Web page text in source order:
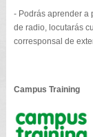
- Podrás aprender a
de radio, locutarás
corresponsal de
Campus Training